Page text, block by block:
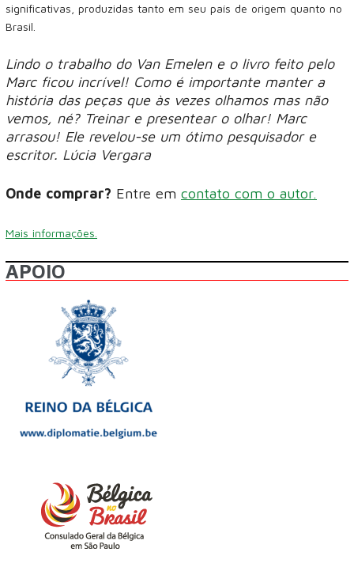
significativas, produzidas tanto em seu país de origem quanto no
Brasil.
Lindo o trabalho do Van Emelen e o livro feito pelo
Marc ficou incrível! Como é importante manter a
história das peças que às vezes olhamos mas não
vemos, né? Treinar e presentear o olhar! Marc
arrasou! Ele revelou-se um ótimo pesquisador e
escritor. Lúcia Vergara
Onde comprar? Entre em contato com o autor.
Mais informações.
APOIO